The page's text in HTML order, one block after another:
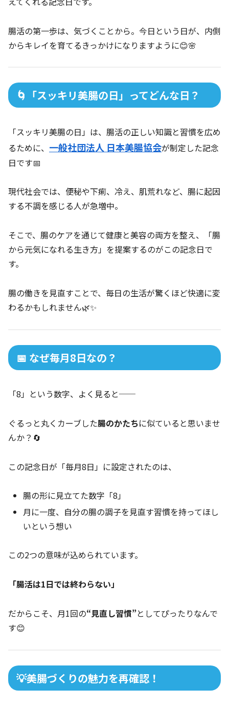
腸活の第一歩は、気づくことから。今日という日が、内側
からキレイを育てるきっかけになりますように😊🌸
🌀「スッキリ美腸の日」ってどんな日？
「スッキリ美腸の日」は、腸活の正しい知識と習慣を広め
るために、 一般社団法人 日本美腸協会が制定した記念
日です📅
現代社会では、便秘や下痢、冷え、肌荒れなど、腸に起因
する不調を感じる人が急増中。
そこで、腸のケアを通じて健康と美容の両方を整え、「腸
から元気になれる生き方」を提案するのがこの記念日で
す。
腸の働きを見直すことで、毎日の生活が驚くほど快適に変
わるかもしれません🌿✨
📅 なぜ毎月8日なの？
「8」という数字、よく見ると──
ぐるっと丸くカーブした腸のかたちに似ていると思いませ
んか？🔄
この記念日が「毎月8日」に設定されたのは、
腸の形に見立てた数字「8」
月に一度、自分の腸の調子を見直す習慣を持ってほし
いという想い
この2つの意味が込められています。
「腸活は1日では終わらない」
だからこそ、月1回の“見直し習慣”としてぴったりなんで
す😊
💡美腸づくりの魅力を再確認！